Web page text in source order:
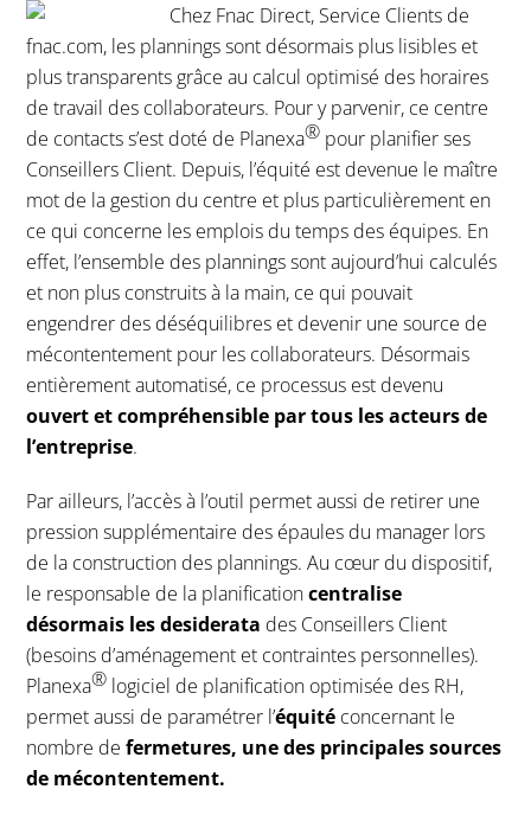
Chez Fnac Direct, Service Clients de
fnac.com, les plannings sont désormais plus lisibles et
plus transparents grâce au calcul optimisé des horaires
de travail des collaborateurs. Pour y parvenir, ce centre
de contacts s’est doté de Planexa® pour planifier ses
Conseillers Client. Depuis, l’équité est devenue le maître
mot de la gestion du centre et plus particulièrement en
ce qui concerne les emplois du temps des équipes. En
effet, l’ensemble des plannings sont aujourd’hui calculés
et non plus construits à la main, ce qui pouvait
engendrer des déséquilibres et devenir une source de
mécontentement pour les collaborateurs. Désormais
entièrement automatisé, ce processus est devenu
ouvert et compréhensible par tous les acteurs de
l’entreprise.
Par ailleurs, l’accès à l’outil permet aussi de retirer une
pression supplémentaire des épaules du manager lors
de la construction des plannings. Au cœur du dispositif,
le responsable de la planificationcentralise
désormais les desiderata des Conseillers Client
(besoins d’aménagement et contraintes personnelles).
Planexa® logiciel de planification optimisée des RH,
permet aussi de paramétrer l’équité concernant le
nombre defermetures, une des principales sources
de mécontentement.